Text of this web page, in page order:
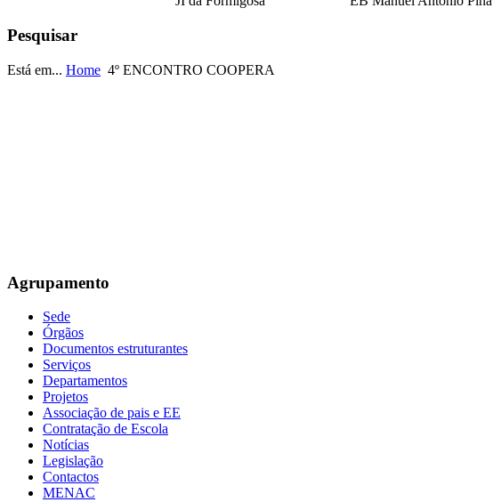
EB Escultor Antº
Pesquisar
Está em... Home 4º ENCONTRO COOPERA
Agrupamento
Sede
Órgãos
Documentos estruturantes
Serviços
Departamentos
Projetos
Associação de pais e EE
Contratação de Escola
Notícias
Legislação
Contactos
MENAC